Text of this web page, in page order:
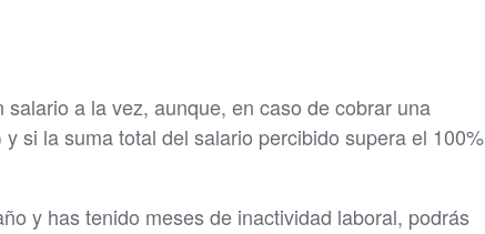
a la vez, aunque, en caso de cobrar una
si la suma total del salario percibido supera el 100%
y has tenido meses de inactividad laboral, podrás